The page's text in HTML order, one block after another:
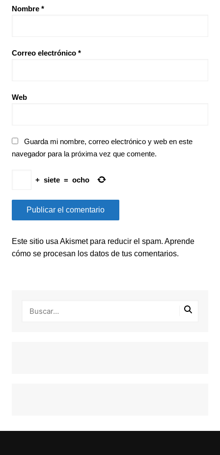
Nombre *
Correo electrónico *
Web
Guarda mi nombre, correo electrónico y web en este
navegador para la próxima vez que comente.
+ siete = ocho
Este sitio usa Akismet para reducir el spam. Aprende
cómo se procesan los datos de tus comentarios.